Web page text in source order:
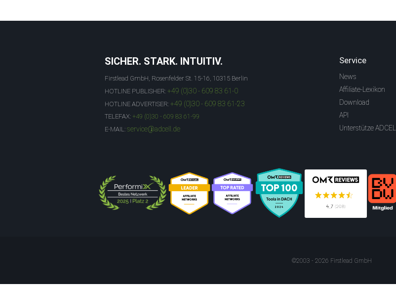
SICHER. STARK. INTUITIV.
Firstlead GmbH, Rosenfelder St. 15-16, 10315 Berlin
HOTLINE PUBLISHER: +49 (0)30 - 609 83 61-0
HOTLINE ADVERTISER: +49 (0)30 - 609 83 61-23
TELEFAX: +49 (0)30 - 609 83 61-99
E-MAIL: service@adcell.de
Service
News
Affiliate-Lexikon
Download
API
Unterstütze ADCELL
©2003 - 2026 Firstlead GmbH